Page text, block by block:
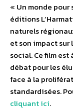
« Un monde pour
éditions
naturels
et son impact
social. Ce film
débat pour les
face à la
standardisées.
cliquant ici.